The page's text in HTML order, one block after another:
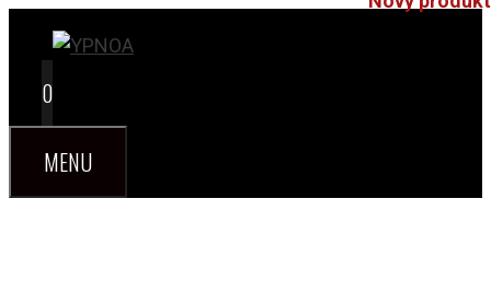
obsah
0
MENU